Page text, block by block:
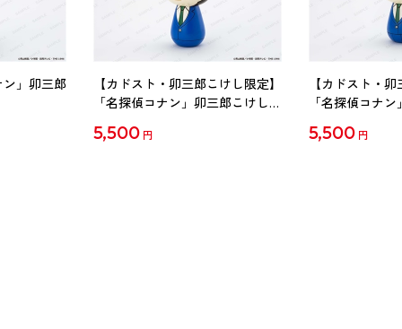
」卯三郎
【カドスト・卯三郎こけし限定】
「名探偵コナン」卯三郎こけし
5,500 円
【カドスト・
「名探偵コナ
5,500 円